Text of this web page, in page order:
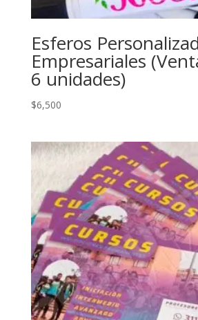
Esferos
Empresariales
6 unidades)
$6,500